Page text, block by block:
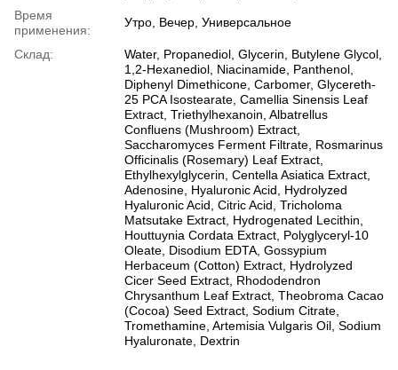
Время
применения:
Утро, Вечер, Универсальное
Склад:
Water, Propanediol, Glycerin, Butylene Glycol,
1,2-Hexanediol, Niacinamide, Panthenol,
Diphenyl Dimethicone, Carbomer, Glycereth-
25 PCA Isostearate, Camellia Sinensis Leaf
Extract, Triethylhexanoin, Albatrellus
Confluens (Mushroom) Extract,
Saccharomyces Ferment Filtrate, Rosmarinus
Officinalis (Rosemary) Leaf Extract,
Ethylhexylglycerin, Centella Asiatica Extract,
Adenosine, Hyaluronic Acid, Hydrolyzed
Hyaluronic Acid, Citric Acid, Tricholoma
Matsutake Extract, Hydrogenated Lecithin,
Houttuynia Cordata Extract, Polyglyceryl-10
Oleate, Disodium EDTA, Gossypium
Herbaceum (Cotton) Extract, Hydrolyzed
Cicer Seed Extract, Rhododendron
Chrysanthum Leaf Extract, Theobroma Cacao
(Cocoa) Seed Extract, Sodium Citrate,
Tromethamine, Artemisia Vulgaris Oil, Sodium
Hyaluronate, Dextrin